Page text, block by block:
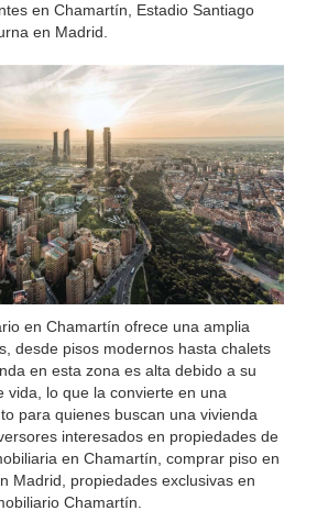
en Chamartín, Estadio Santiago
en Madrid.
en Chamartín ofrece una amplia
desde pisos modernos hasta chalets
en esta zona es alta debido a su
vida, lo que la convierte en una
para quienes buscan una vivienda
interesados en propiedades de
en Chamartín, comprar piso en
Madrid, propiedades exclusivas en
Chamartín.